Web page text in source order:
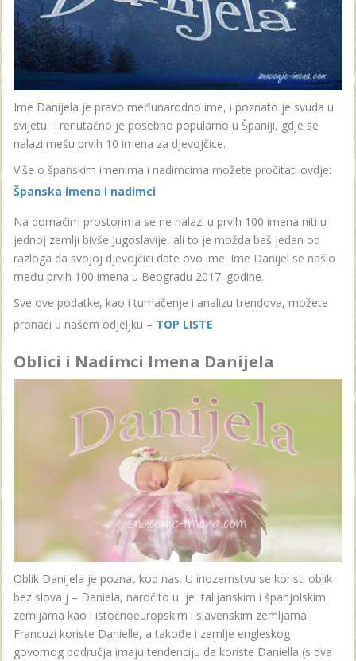
Ime Danijela je pravo međunarodno ime, i poznato je svuda u
svijetu. Trenutačno je posebno popularno u Španiji, gdje se
nalazi mešu prvih 10 imena za djevojčice.
Više o španskim imenima i nadimcima možete pročitati ovdje:
Španska imena i nadimci
Na domaćim prostorima se ne nalazi u prvih 100 imena niti u
jednoj zemlji bivše Jugoslavije, ali to je možda baš jedan od
razloga da svojoj djevojčici date ovo ime. Ime Danijel se našlo
među prvih 100 imena u Beogradu 2017. godine.
Sve ove podatke, kao i tumačenje i analizu trendova, možete
pronaći u našem odjeljku – TOP LISTE
Oblici i Nadimci Imena Danijela
Oblik Danijela je poznat kod nas. U inozemstvu se koristi oblik
bez slova j – Daniela, naročito u je talijanskim i španjolskim
zemljama kao i istočnoeuropskim i slavenskim zemljama.
Francuzi koriste Danielle, a takođe i zemlje engleskog
govornog područja imaju tendenciju da koriste Daniella (s dva